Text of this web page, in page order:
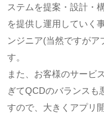
ステムを提案・設計・
を提供し運用していく
ンジニア(当然ですがア
す。
また、お客様のサービ
ぎてQCDのバランスも
すので、大きくアプリ